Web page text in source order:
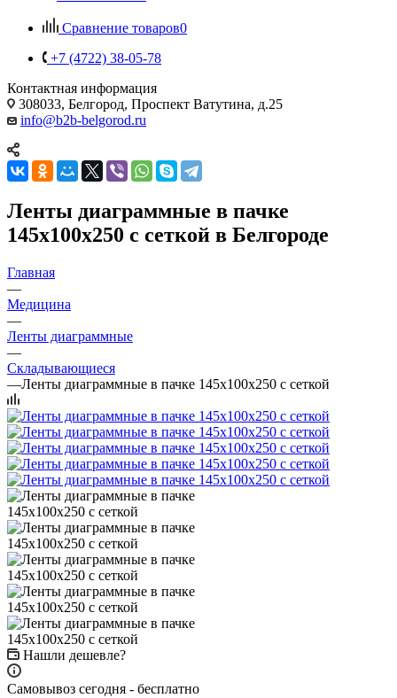
Сравнение товаров0
+7 (4722) 38-05-78
Контактная информация
308033, Белгород, Проспект Ватутина, д.25
info@b2b-belgorod.ru
Ленты диаграммные в пачке
145х100х250 с сеткой в Белгороде
Главная
—
Медицина
—
Ленты диаграммные
—
Складывающиеся
—Ленты диаграммные в пачке 145х100х250 с сеткой
Нашли дешевле?
Самовывоз сегодня - бесплатно